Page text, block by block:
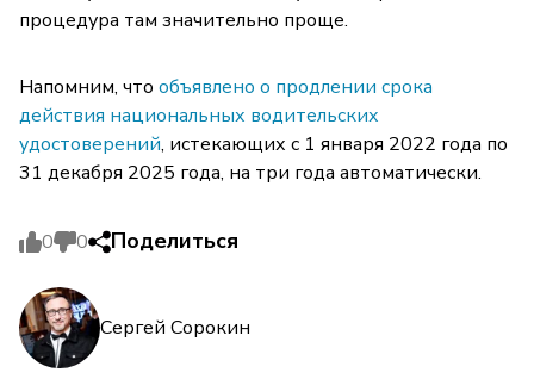
процедура там значительно проще.
Напомним, что объявлено о продлении срока
действия национальных водительских
удостоверений, истекающих с 1 января 2022 года по
31 декабря 2025 года, на три года автоматически.
0 0 Поделиться
Сергей Сорокин